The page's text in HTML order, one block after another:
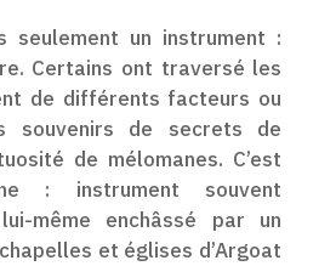
seulement un instrument :
Certains ont traversé les
de différents facteurs ou
souvenirs de secrets de
de mélomanes. C’est
: instrument souvent
même enchâssé par un
et églises d’Argoat